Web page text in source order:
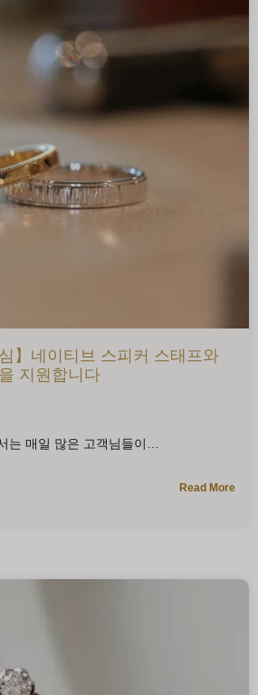
】네이티브 스피커 스태프와
지원합니다
는 매일 많은 고객님들이
Read More